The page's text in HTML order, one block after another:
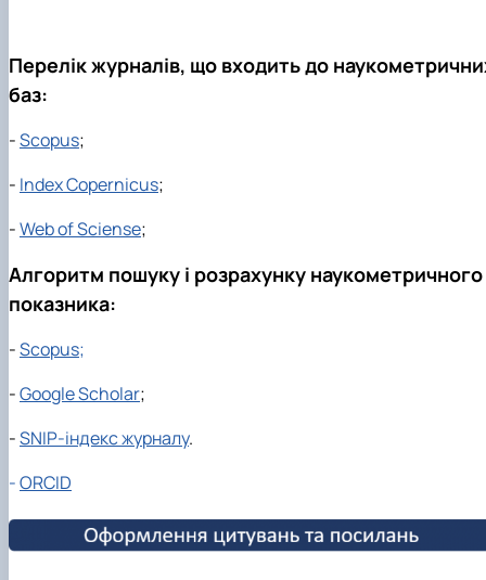
Перелік журналів, що входить до
баз:
-Scopus;
- Іndex Copernicus;
-Web of Sciense;
Алгоритм пошуку і розрахунку наукометричного
показника:
-Scopus;
-Google Scholar;
-SNIP-індекс журналу.
-ORCID